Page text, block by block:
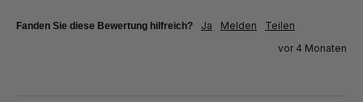
Fanden Sie diese Bewertung hilfreich? Ja Melden
Teilen
vor 4 Monaten